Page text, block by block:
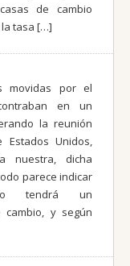
de cambio
la tasa […]
movidas por el
en un
la reunión
Unidos,
nuestra, dicha
parece indicar
tendrá un
y según